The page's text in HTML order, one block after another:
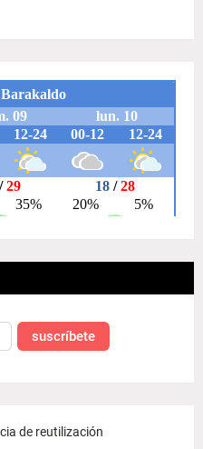
suscríbete
de reutilización